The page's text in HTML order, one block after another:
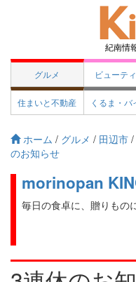
紀南情
グルメ ビューテ
住まいと不動産 くるま・バ
ホーム / グルメ / 田辺市 /
のお知らせ
morinopan
毎日の食卓に、贈りもの